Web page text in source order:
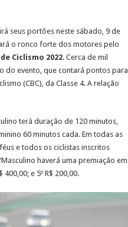
seus portões neste sábado, 9 de
o ronco forte dos motores pelo
Ciclismo 2022. Cerca de mil
do evento, que contará pontos para
(CBC), da Classe 4. A relação
terá duração de 120 minutos,
60 minutos cada. Em todas as
e todos os ciclistas inscritos
haverá uma premiação em
400,00; e 5º R$ 200,00.